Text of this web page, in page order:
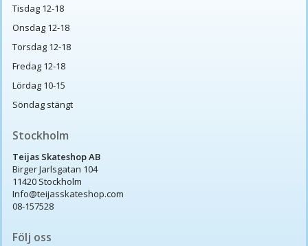
Tisdag 12-18
Onsdag 12-18
Torsdag 12-18
Fredag 12-18
Lördag 10-15
Söndag stängt
Stockholm
Teijas Skateshop AB
Birger Jarlsgatan 104
11420 Stockholm
Info@teijasskateshop.com
08-157528
Följ oss